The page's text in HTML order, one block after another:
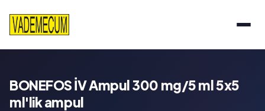
BONEFOS İV Ampul 300 mg/5 ml 5x5
ml'lik ampul